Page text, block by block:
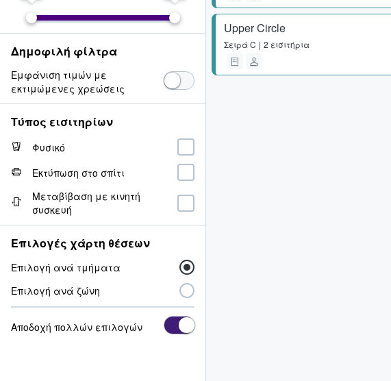
Upper Circle
ΣειράC 2 εισιτήρια
Δημοφιλή φίλτρα
Εμφάνιση τιμών με
εκτιμώμενες χρεώσεις
Τύπος εισιτηρίων
Φυσικό
Εκτύπωση στο σπίτι
Μεταβίβαση με κινητή
συσκευή
Επιλογές χάρτη θέσεων
Επιλογή ανά τμήματα
Επιλογή ανά ζώνη
Αποδοχή πολλών επιλογών